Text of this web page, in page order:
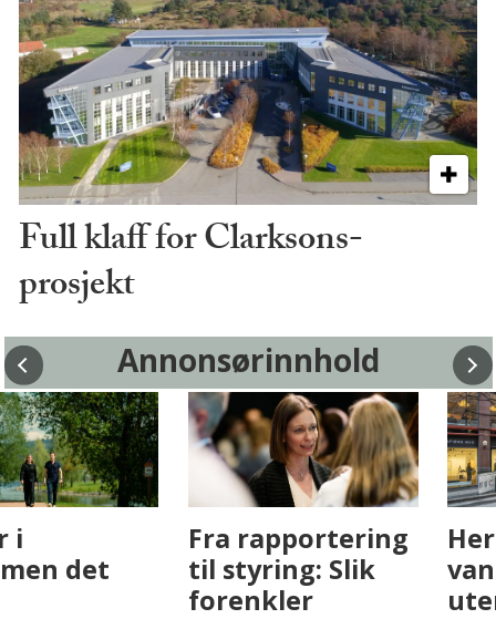
Full klaff for Clarksons-
prosjekt
Annonsørinnhold
Fenistra endrer
eiendomsbransjen
med AI. Slik ser vi
Det er i
Drammen det
skjer